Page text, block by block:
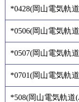
*0428(岡山電気軌
*0506(岡山電気軌
*0507(岡山電気軌
*0701(岡山電気軌
*508(岡山電気軌道